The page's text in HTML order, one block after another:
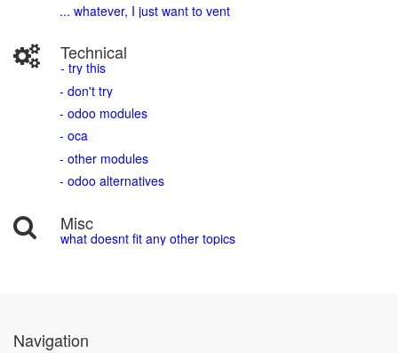
... whatever, I just want to vent
Technical
- try this
- don't try
- odoo modules
- oca
- other modules
- odoo alternatives
Misc
what doesnt fit any other topics
Navigation